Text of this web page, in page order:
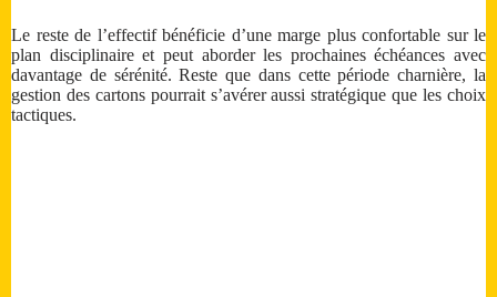
Le reste de l’effectif bénéficie d’une marge plus confortable sur le
plan disciplinaire et peut aborder les prochaines échéances avec
davantage de sérénité. Reste que dans cette période charnière, la
gestion des cartons pourrait s’avérer aussi stratégique que les choix
tactiques.